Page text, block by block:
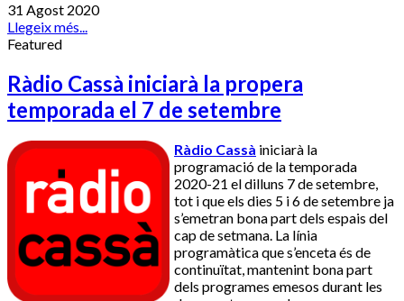
31 Agost 2020
Llegeix més...
Featured
Ràdio Cassà iniciarà la propera
temporada el 7 de setembre
Ràdio Cassà iniciarà la
programació de la temporada
2020-21 el dilluns 7 de setembre,
tot i que els dies 5 i 6 de setembre ja
s’emetran bona part dels espais del
cap de setmana. La línia
programàtica que s’enceta és de
continuïtat, mantenint bona part
dels programes emesos durant les